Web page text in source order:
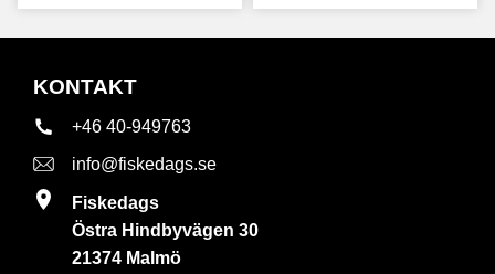
KONTAKT
+46 40-949763
info@fiskedags.se
Fiskedags
Östra Hindbyvägen 30
21374 Malmö